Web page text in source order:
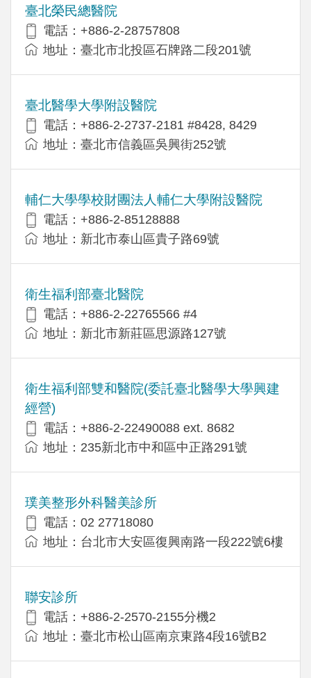
臺北榮民總醫院
電話：+886-2-28757808
地址：臺北市北投區石牌路二段201號
臺北醫學大學附設醫院
電話：+886-2-2737-2181 #8428, 8429
地址：臺北市信義區吳興街252號
輔仁大學學校財團法人輔仁大學附設醫院
電話：+886-2-85128888
地址：新北市泰山區貴子路69號
衛生福利部臺北醫院
電話：+886-2-22765566 #4
地址：新北市新莊區思源路127號
衛生福利部雙和醫院(委託臺北醫學大學興建
經營)
電話：+​886-2-22490088 ext. 8682
地址：​235新北市中和區中正路291號
璞美整形外科醫美診所
電話：02 27718080
地址：台北市大安區復興南路一段222號6樓
聯安診所
電話：+886-2-2570-2155分機2
地址：臺北市松山區南京東路4段16號B2